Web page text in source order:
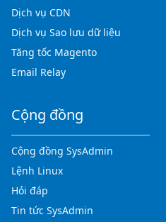
Dịch vụ CDN
Dịch vụ Sao lưu dữ liệu
Tăng tốc Magento
Email Relay
Cộng đồng
Cộng đồng SysAdmin
Lệnh Linux
Hỏi đáp
Tin tức SysAdmin